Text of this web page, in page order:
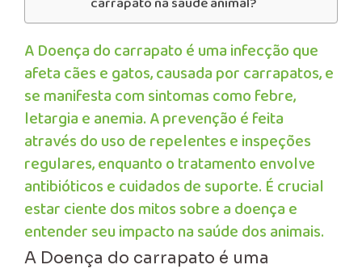
A Doença do carrapato é uma infecção que
afeta cães e gatos, causada por carrapatos, e
se manifesta com sintomas como febre,
letargia e anemia. A prevenção é feita
através do uso de repelentes e inspeções
regulares, enquanto o tratamento envolve
antibióticos e cuidados de suporte. É crucial
estar ciente dos mitos sobre a doença e
entender seu impacto na saúde dos animais.
A Doença do carrapato é uma